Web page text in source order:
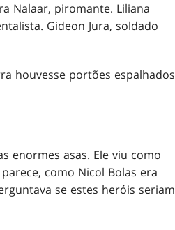
Nalaar, piromante. Liliana
Gideon Jura, soldado
houvesse portões espalhados
enormes asas. Ele viu como
como Nicol Bolas era
se estes heróis seriam